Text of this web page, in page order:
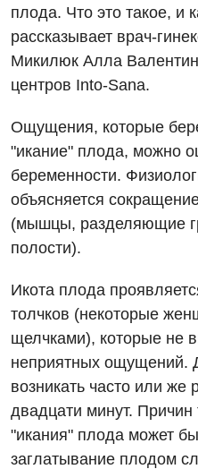
Вакансии
Мероприятия БПР
Интернатура
Энциклопедия
Программа лояльности
Отзывы
Диагностика
Диагностическое
Инструментальная
УЗИ
плода. Что это такое, и
рассказывает врач-
Микилюк Алла
центров Into-Sana.
Ощущения, которые
"икание" плода, можно
беременности.
объясняется
(мышцы, разделяющие
полости).
Икота плода
толчков (некоторые
щелчками), которые не
неприятных ощущений.
возникать часто или же
двадцати минут. Причин
"икания" плода может
заглатывание плодом